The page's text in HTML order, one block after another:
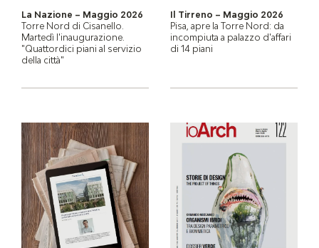
La Nazione – Maggio 2026
Torre Nord di Cisanello.
Martedì l'inaugurazione.
"Quattordici piani al servizio
della città"
Il Tirreno – Maggio 2026
Pisa, apre la Torre Nord: da
incompiuta a palazzo d'affari
di 14 piani